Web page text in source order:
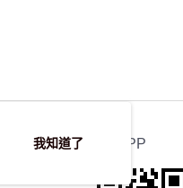
官方APP
我知道了